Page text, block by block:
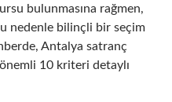
bulunmasına rağmen,
nedenle bilinçli bir seçim
Antalya satranç
10 kriteri detaylı